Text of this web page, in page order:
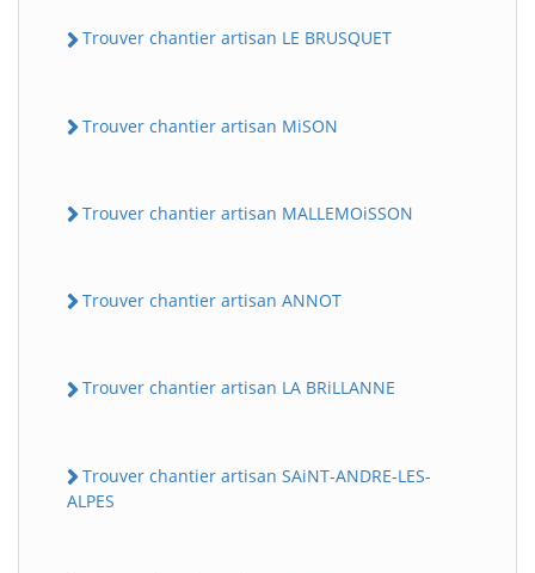
Trouver chantier artisan LE BRUSQUET
Trouver chantier artisan MiSON
Trouver chantier artisan MALLEMOiSSON
Trouver chantier artisan ANNOT
Trouver chantier artisan LA BRiLLANNE
Trouver chantier artisan SAiNT-ANDRE-LES-
ALPES